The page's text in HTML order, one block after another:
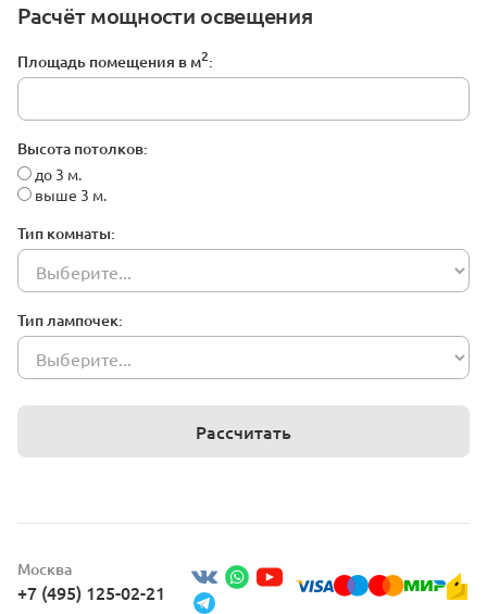
Расчёт мощности освещения
Площадь помещения в м2:
Высота потолков:
до 3 м.
выше 3 м.
Тип комнаты:
Тип лампочек:
Рассчитать
Москва
+7 (495) 125-02-21